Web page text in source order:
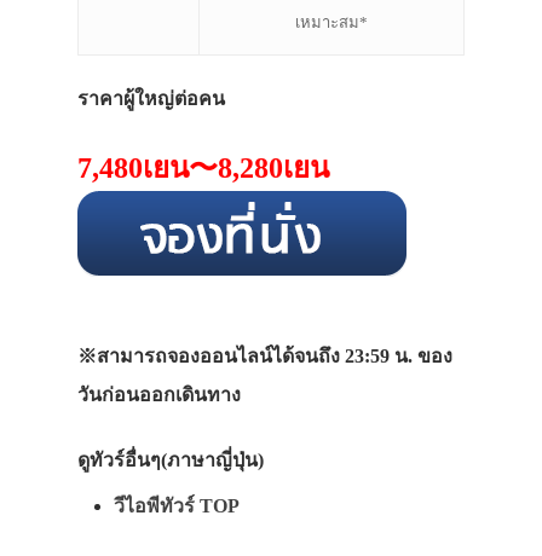
เหมาะสม*
ราคาผู้ใหญ่ต่อคน
7,480เยน〜8,280เยน
※สามารถจองออนไลน์ได้จนถึง 23:59 น. ของ
วันก่อนออกเดินทาง
ดูทัวร์อื่นๆ(ภาษาญี่ปุ่น)
วีไอพีทัวร์ TOP